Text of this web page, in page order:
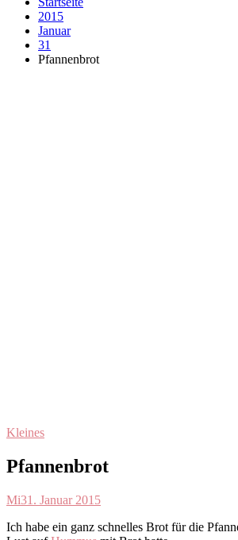
2015
Januar
31
Pfannenbrot
Kleines
Pfannenbrot
Mi31. Januar 2015
Ich habe ein ganz schnelles Brot für die